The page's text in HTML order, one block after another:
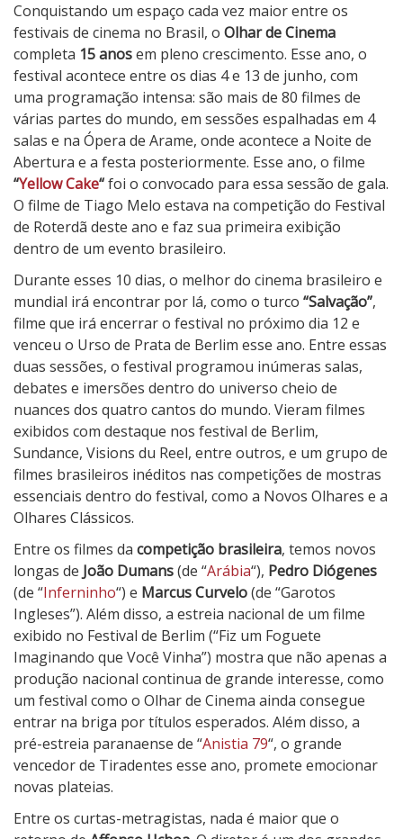
h
a
r
d
e
C
i
n
e
m
a
2
0
6
Conquistando um espaço cada vez maior entre os
festivais de cinema no Brasil, o Olhar de Cinema
completa 15 anosem pleno crescimento. Esse ano, o
festival acontece entre os dias 4 e 13 de junho, com
uma programação intensa: são mais de 80 filmes de
várias partes do mundo, em sessões espalhadas em 4
salas e na Ópera de Arame, onde acontece a Noite de
Abertura e a festa posteriormente. Esse ano, o filme
“Yellow Cake“foi o convocado para essa sessão de gala.
O filme de Tiago Melo estava na competição do Festival
de Roterdã deste ano e faz sua primeira exibição
dentro de um evento brasileiro.
Durante esses 10 dias, o melhor do cinema brasileiro e
mundial irá encontrar por lá, como o turco “Salvação”,
filme que irá encerrar o festival no próximo dia 12 e
venceu o Urso de Prata de Berlim esse ano. Entre essas
duas sessões, o festival programou inúmeras salas,
debates e imersões dentro do universo cheio de
nuances dos quatro cantos do mundo. Vieram filmes
exibidos com destaque nos festival de Berlim,
Sundance, Visions du Reel, entre outros, e um grupo de
filmes brasileiros inéditos nas competições de mostras
essenciais dentro do festival, como a Novos Olhares e a
Olhares Clássicos.
Entre os filmes da competição brasileira, temos novos
longas de João Dumans(de “Arábia“), Pedro Diógenes
(de “Inferninho“) e Marcus Curvelo(de “Garotos
Ingleses”). Além disso, a estreia nacional de um filme
exibido no Festival de Berlim (“Fiz um Foguete
Imaginando que Você Vinha”) mostra que não apenas a
produção nacional continua de grande interesse, como
um festival como o Olhar de Cinema ainda consegue
entrar na briga por títulos esperados. Além disso, a
pré-estreia paranaense de “Anistia 79“, o grande
vencedor de Tiradentes esse ano, promete emocionar
novas plateias.
Entre os curtas-metragistas, nada é maior que o